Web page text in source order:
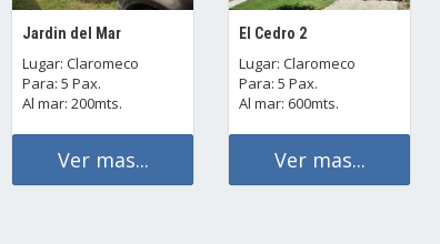
Jardin del Mar
Lugar: Claromeco
Para: 5 Pax.
Al mar: 200mts.
Ver mas...
El Cedro 2
Lugar: Claromeco
Para: 5 Pax.
Al mar: 600mts.
Ver mas...